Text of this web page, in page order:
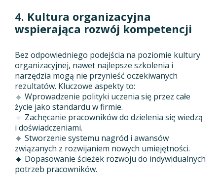
4. Kultura organizacyjna
wspierająca rozwój kompetencji
Bez odpowiedniego podejścia na poziomie kultury
organizacyjnej, nawet najlepsze szkolenia i
narzędzia mogą nie przynieść oczekiwanych
rezultatów. Kluczowe aspekty to:
🔹 Wprowadzenie polityki uczenia się przez całe
życie jako standardu w firmie.
🔹 Zachęcanie pracowników do dzielenia się wiedzą
i doświadczeniami.
🔹 Stworzenie systemu nagród i awansów
związanych z rozwijaniem nowych umiejętności.
🔹 Dopasowanie ścieżek rozwoju do indywidualnych
potrzeb pracowników.